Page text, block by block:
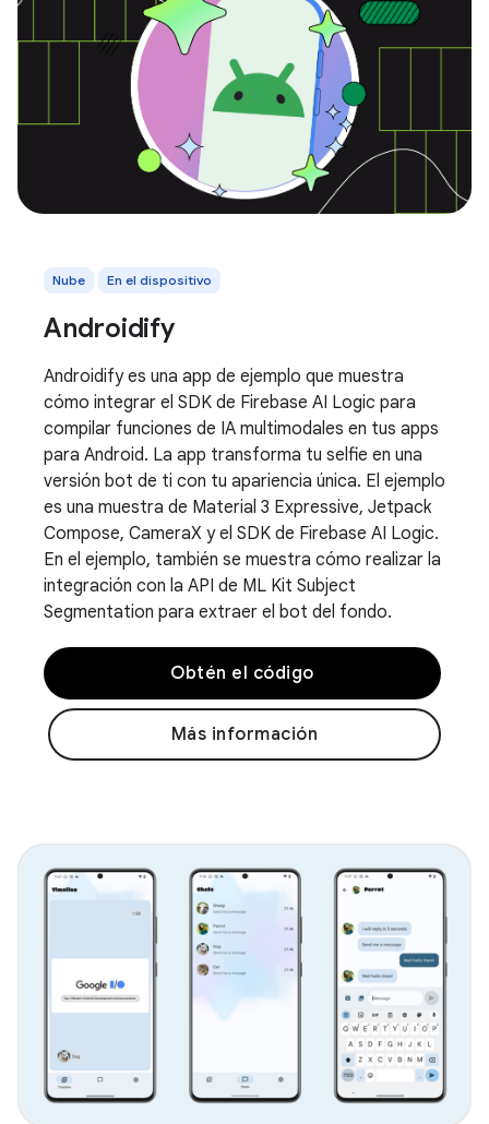
Nube En el dispositivo
Androidify
Androidify es una app de ejemplo que muestra
cómo integrar el SDK de Firebase AI Logic para
compilar funciones de IA multimodales en tus apps
para Android. La app transforma tu selfie en una
versión bot de ti con tu apariencia única. El ejemplo
es una muestra de Material 3 Expressive, Jetpack
Compose, CameraX y el SDK de Firebase AI Logic.
En el ejemplo, también se muestra cómo realizar la
integración con la API de ML Kit Subject
Segmentation para extraer el bot del fondo.
Obtén el código
Más información